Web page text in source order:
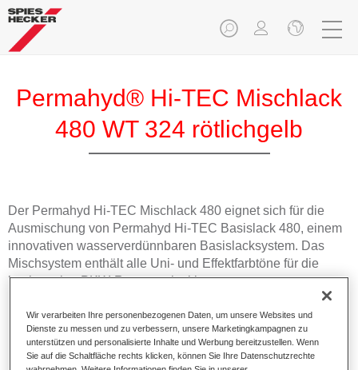
Permahyd® Hi-TEC Mischlack
480 WT 324 rötlichgelb
Der Permahyd Hi-TEC Mischlack 480 eignet sich für die
Ausmischung von Permahyd Hi-TEC Basislack 480, einem
innovativen wasserverdünnbaren Basislacksystem. Das
Mischsystem enthält alle Uni- und Effektfarbtöne für die
hochwertige PKW-Reparaturlackierung.
Produktmerkmale
Einfach und schnell zu verarbeiten.
Bietet eine hohe Farbtongenauigkeit und gleichmäßige
Wir verarbeiten Ihre personenbezogenen Daten, um unsere Websites und
Dienste zu messen und zu verbessern, unsere Marketingkampagnen zu
unterstützen und personalisierte Inhalte und Werbung bereitzustellen. Wenn
Sie auf die Schaltfläche rechts klicken, können Sie Ihre Datenschutzrechte